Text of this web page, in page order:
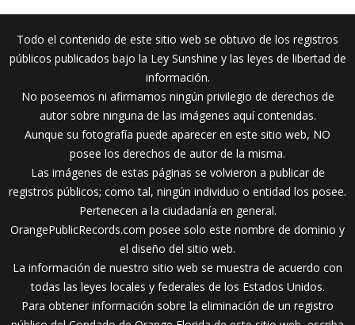
Todo el contenido de este sitio web se obtuvo de los registros
públicos publicados bajo la Ley Sunshine y las leyes de libertad de
información.
No poseemos ni afirmamos ningún privilegio de derechos de
autor sobre ninguna de las imágenes aquí contenidas.
Aunque su fotografía puede aparecer en este sitio web, NO
posee los derechos de autor de la misma.
Las imágenes de estas páginas se volvieron a publicar de
registros públicos; como tal, ningún individuo o entidad los posee.
Pertenecen a la ciudadanía en general.
OrangePublicRecords.com posee solo este nombre de dominio y
el diseño del sitio web.
La información de nuestro sitio web se muestra de acuerdo con
todas las leyes locales y federales de los Estados Unidos.
Para obtener información sobre la eliminación de un registro